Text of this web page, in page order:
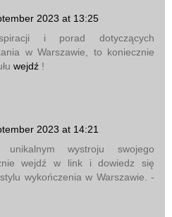
2023 at 13:25
i porad dotyczących
w Warszawie, to koniecznie
wejdź !
2023 at 14:21
wystroju swojego
wejdź w link i dowiedz się
wykończenia w Warszawie. -